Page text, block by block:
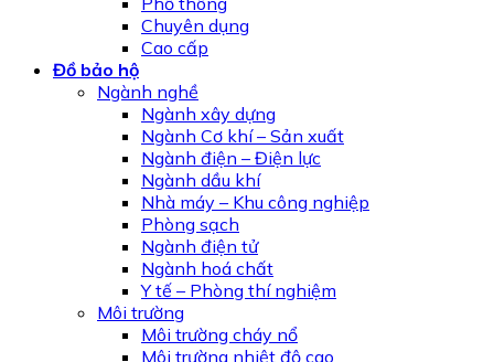
Chuyên dụng
Cao cấp
Đồ bảo hộ
Ngành nghề
Ngành xây dựng
Ngành Cơ khí – Sản xuất
Ngành điện – Điện lực
Ngành dầu khí
Nhà máy – Khu công nghiệp
Phòng sạch
Ngành điện tử
Ngành hoá chất
Y tế – Phòng thí nghiệm
Môi trường
Môi trường cháy nổ
Môi trường nhiệt độ cao